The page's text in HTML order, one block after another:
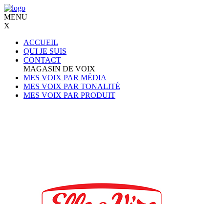
MENU
X
ACCUEIL
QUI JE SUIS
CONTACT
MAGASIN DE VOIX
MES VOIX PAR MÉDIA
MES VOIX PAR TONALITÉ
MES VOIX PAR PRODUIT